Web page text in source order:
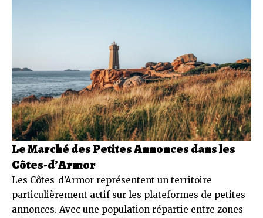
Le Marché des Petites Annonces dans les
Côtes-d’Armor
Les Côtes-d’Armor représentent un territoire
particulièrement actif sur les plateformes de petites
annonces. Avec une population répartie entre zones